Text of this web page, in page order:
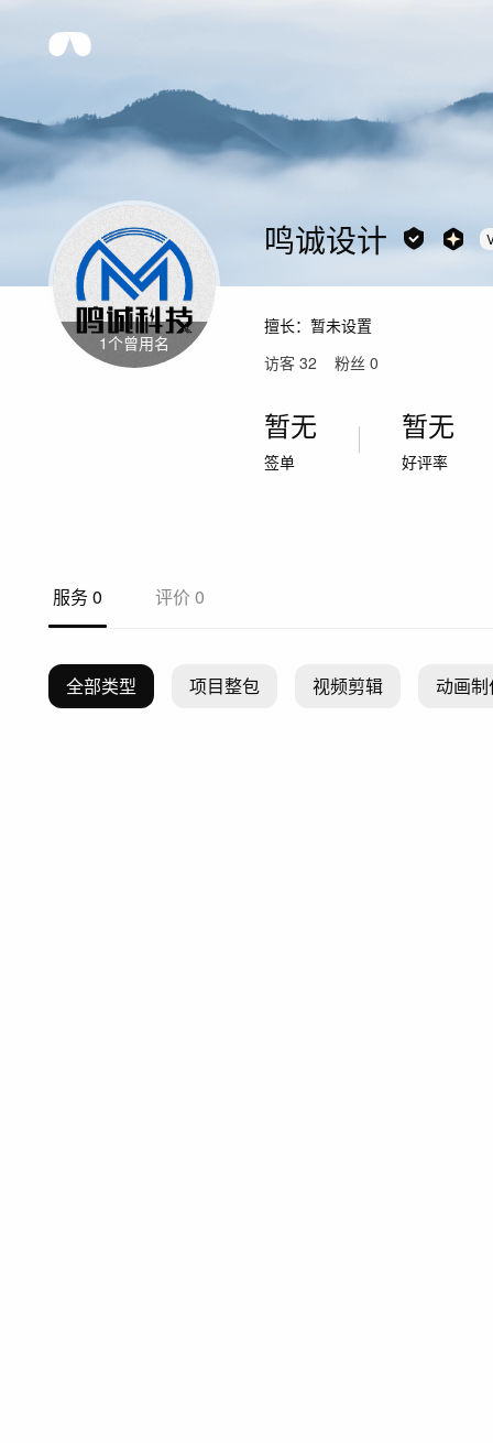
1个曾用名
鸣诚设计
擅长： 暂未设置
访客 32 粉丝 0
暂无
签单
暂无
好评率
服务0 评价 0
全部类型 项目整包 视频剪辑 动画制